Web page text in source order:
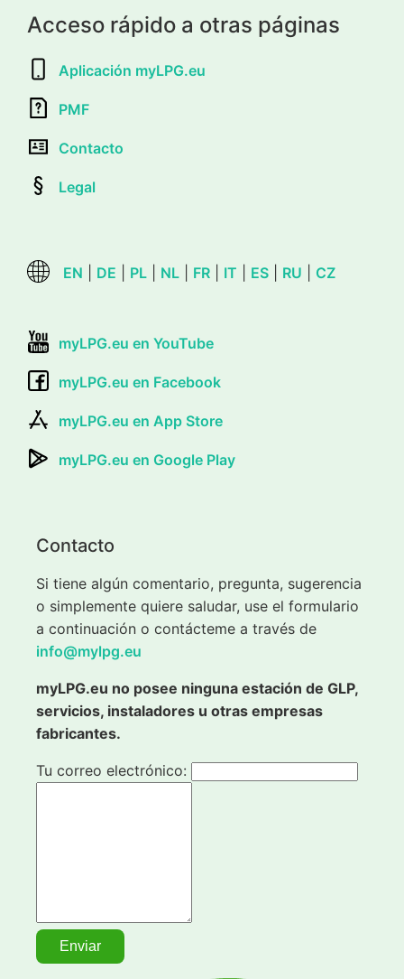
Acceso rápido a otras páginas
Aplicación myLPG.eu
PMF
Contacto
Legal
EN DE PL NL FR IT ES RU CZ
myLPG.eu en YouTube
myLPG.eu en Facebook
myLPG.eu en App Store
myLPG.eu en Google Play
Contacto
Si tiene algún comentario, pregunta, sugerencia
o simplemente quiere saludar, use el formulario
a continuación o contácteme a través de
info@mylpg.eu
myLPG.eu no posee ninguna estación de GLP,
servicios, instaladores u otras empresas
fabricantes.
Tu correo electrónico: